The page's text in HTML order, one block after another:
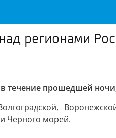
регионами
течение прошедшей
Черного морей.